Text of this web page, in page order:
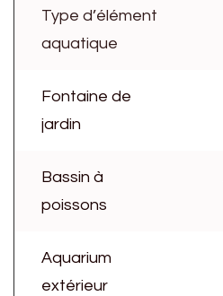
Type d’élément
aquatique
Fontaine de
jardin
Bassin à
poissons
Aquarium
extérieur